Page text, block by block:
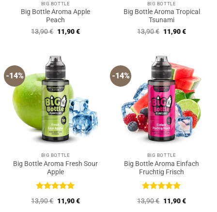
BIG BOTTLE
Big Bottle Aroma Apple
Peach
13,90€ Ursprünglicher
Preis
11,90€Aktueller
BIG BOTTLE
Big Bottle Aroma Tropical
Tsunami
13,90€ Ursprünglicher
Preis
11,90€Aktueller
-14%
BIG BOTTLE
Big Bottle Aroma Fresh Sour
Apple
Bewertet
mit 5 von
13,90€ Ursprünglicher
Preis
11,90€Aktueller
-14%
BIG BOTTLE
Big Bottle Aroma Einfach
Fruchtig Frisch
Bewertet
mit 5 von
13,90€ Ursprünglicher
Preis
11,90€Aktueller